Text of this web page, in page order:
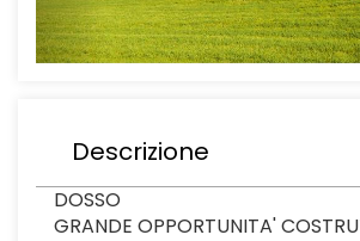
Descrizione
DOSSO
GRANDE OPPORTUNITA'